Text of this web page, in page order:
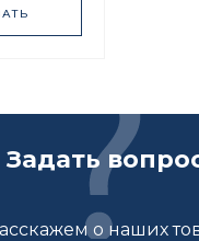
Задать
о наших